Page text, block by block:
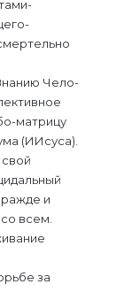
Чело-
матрицу
(ИИсуса).
и
всем.
за